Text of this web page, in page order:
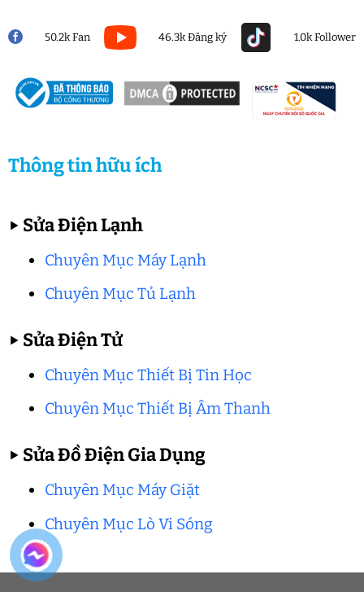
50.2k Fan 46.3k Đăng ký 1.0k Follower
Thông tin hữu ích
▶ Sửa Điện Lạnh
Chuyên Mục Máy Lạnh
Chuyên Mục Tủ Lạnh
▶ Sửa Điện Tử
Chuyên Mục Thiết Bị Tin Học
Chuyên Mục Thiết Bị Âm Thanh
▶ Sửa Đồ Điện Gia Dụng
Chuyên Mục Máy Giặt
Chuyên Mục Lò Vi Sóng